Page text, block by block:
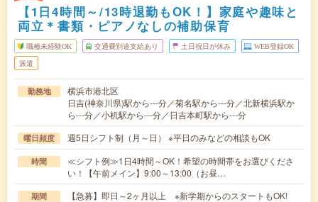
【1日4時間～/13時退勤もOK！】家庭や趣味と
両立＊書類・ピアノなしの補助保育
職種未経験OK 交通費別途支給あり 土日祝日が休み WEB登録OK
派遣
勤務地
横浜市港北区
日吉(神奈川県)駅から---分／菊名駅から---分／北新横浜駅か
ら---分／小机駅から---分／日吉本町駅から---分
曜日頻度 週5日シフト制（月～日） ※平日のみなどの相談もOK
時間
≪シフト例≫1日4時間～OK！希望の時間帯をお選びくださ
い！【午前メイン】9:00～13:00（お昼…
期間 【急募】即日～2ヶ月以上 ※新学期からのスタートもOK!